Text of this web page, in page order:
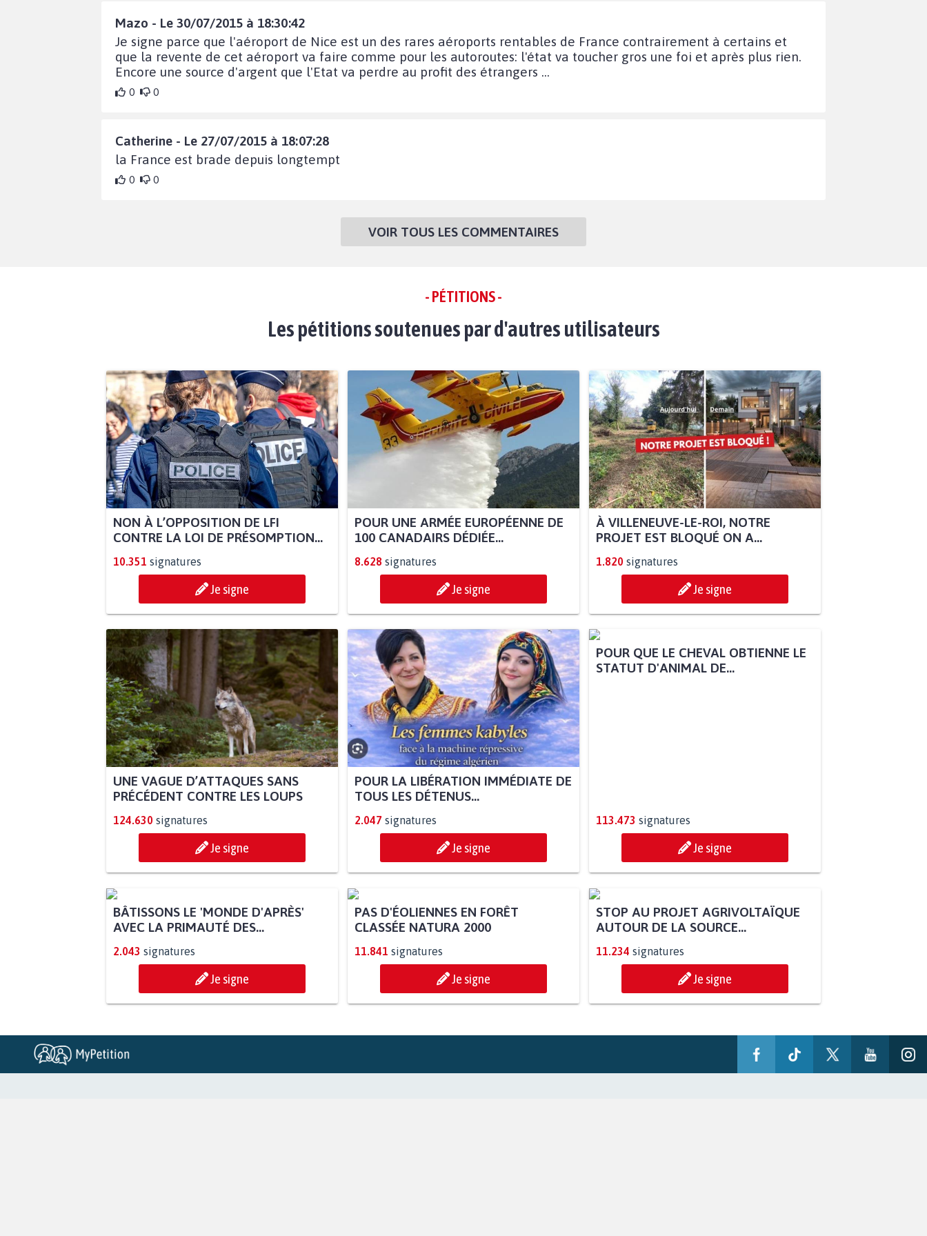
Mazo - Le 30/07/2015 à 18:30:42
Je signe parce que l'aéroport de Nice est un des rares aéroports rentables de France contrairement à certains et
que la revente de cet aéroport va faire comme pour les autoroutes: l'état va toucher gros une foi et après plus rien.
Encore une source d'argent que l'Etat va perdre au profit des étrangers ...
0 0
Catherine - Le 27/07/2015 à 18:07:28
la France est brade depuis longtempt
0 0
VOIR TOUS LES COMMENTAIRES
- PÉTITIONS -
Les pétitions soutenues par d'autres utilisateurs
NON À L’OPPOSITION DE LFI
CONTRE LA LOI DE PRÉSOMPTION...
10.351 signatures
Je signe
POUR UNE ARMÉE EUROPÉENNE DE
100 CANADAIRS DÉDIÉE...
8.628 signatures
Je signe
À VILLENEUVE-LE-ROI, NOTRE
PROJET EST BLOQUÉ ON A...
1.820 signatures
Je signe
UNE VAGUE D’ATTAQUES SANS
PRÉCÉDENT CONTRE LES LOUPS
124.630 signatures
Je signe
POUR LA LIBÉRATION IMMÉDIATE DE
TOUS LES DÉTENUS...
2.047 signatures
Je signe
POUR QUE LE CHEVAL OBTIENNE LE
STATUT D'ANIMAL DE...
113.473 signatures
Je signe
BÂTISSONS LE 'MONDE D'APRÈS'
AVEC LA PRIMAUTÉ DES...
2.043 signatures
Je signe
PAS D'ÉOLIENNES EN FORÊT
CLASSÉE NATURA 2000
11.841 signatures
Je signe
STOP AU PROJET AGRIVOLTAÏQUE
AUTOUR DE LA SOURCE...
11.234 signatures
Je signe